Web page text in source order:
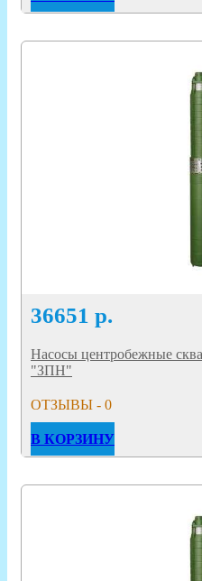
36651 р.
Насосы центробежные
"ЗПН"
ОТЗЫВЫ - 0
В КОРЗИНУ